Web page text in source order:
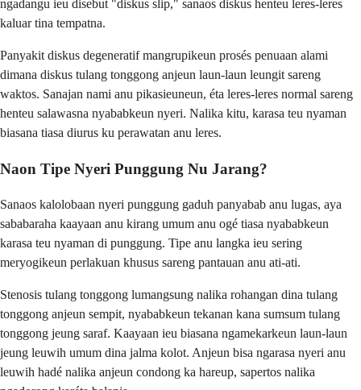
ngadangu ieu disebut "diskus slip," sanaos diskus henteu leres-leres
kaluar tina tempatna.
Panyakit diskus degeneratif mangrupikeun prosés penuaan alami
dimana diskus tulang tonggong anjeun laun-laun leungit sareng
waktos. Sanajan nami anu pikasieuneun, éta leres-leres normal sareng
henteu salawasna nyababkeun nyeri. Nalika kitu, karasa teu nyaman
biasana tiasa diurus ku perawatan anu leres.
Naon Tipe Nyeri Punggung Nu Jarang?
Sanaos kalolobaan nyeri punggung gaduh panyabab anu lugas, aya
sababaraha kaayaan anu kirang umum anu ogé tiasa nyababkeun
karasa teu nyaman di punggung. Tipe anu langka ieu sering
meryogikeun perlakuan khusus sareng pantauan anu ati-ati.
Stenosis tulang tonggong lumangsung nalika rohangan dina tulang
tonggong anjeun sempit, nyababkeun tekanan kana sumsum tulang
tonggong jeung saraf. Kaayaan ieu biasana ngamekarkeun laun-laun
jeung leuwih umum dina jalma kolot. Anjeun bisa ngarasa nyeri anu
leuwih hadé nalika anjeun condong ka hareup, sapertos nalika